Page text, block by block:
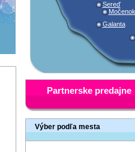
Galanta
Močenok
Sereď
Partnerske predajne
Výber podľa mesta